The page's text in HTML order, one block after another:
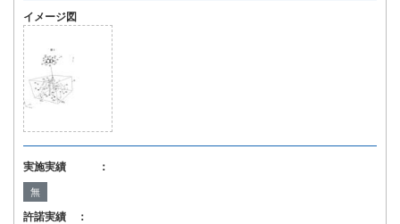
イメージ図
実施実績 ：
無
許諾実績 ：